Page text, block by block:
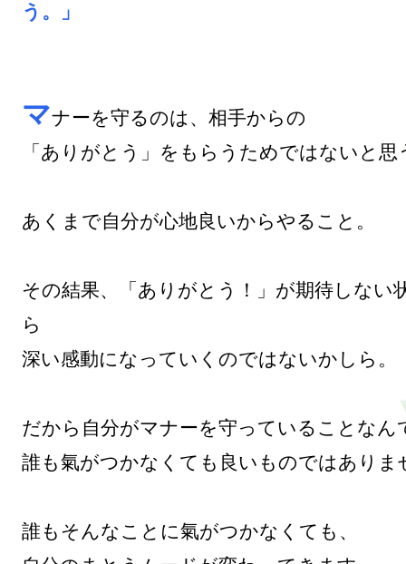
う。」
マナーを守るのは、相手からの
「ありがとう」をもらうためではないと思
あくまで自分が心地良いからやること。
その結果、「ありがとう！」が期待しない
ら
深い感動になっていくのではないかしら。
だから自分がマナーを守っていることなん
誰も氣がつかなくても良いものではありま
誰もそんなことに氣がつかなくても、